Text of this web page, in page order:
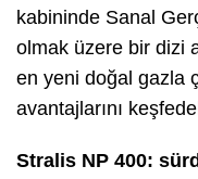
kabininde Sanal
olmak üzere bir dizi
en yeni doğal gazla
avantajlarını
Stralis NP 400: